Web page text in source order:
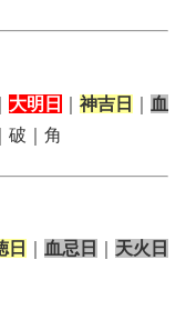
大明日 神吉日
血
破｜角
日 血忌日
天火日